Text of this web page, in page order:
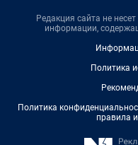
Редакция сайта не
информации,
Политика
Политика
правила